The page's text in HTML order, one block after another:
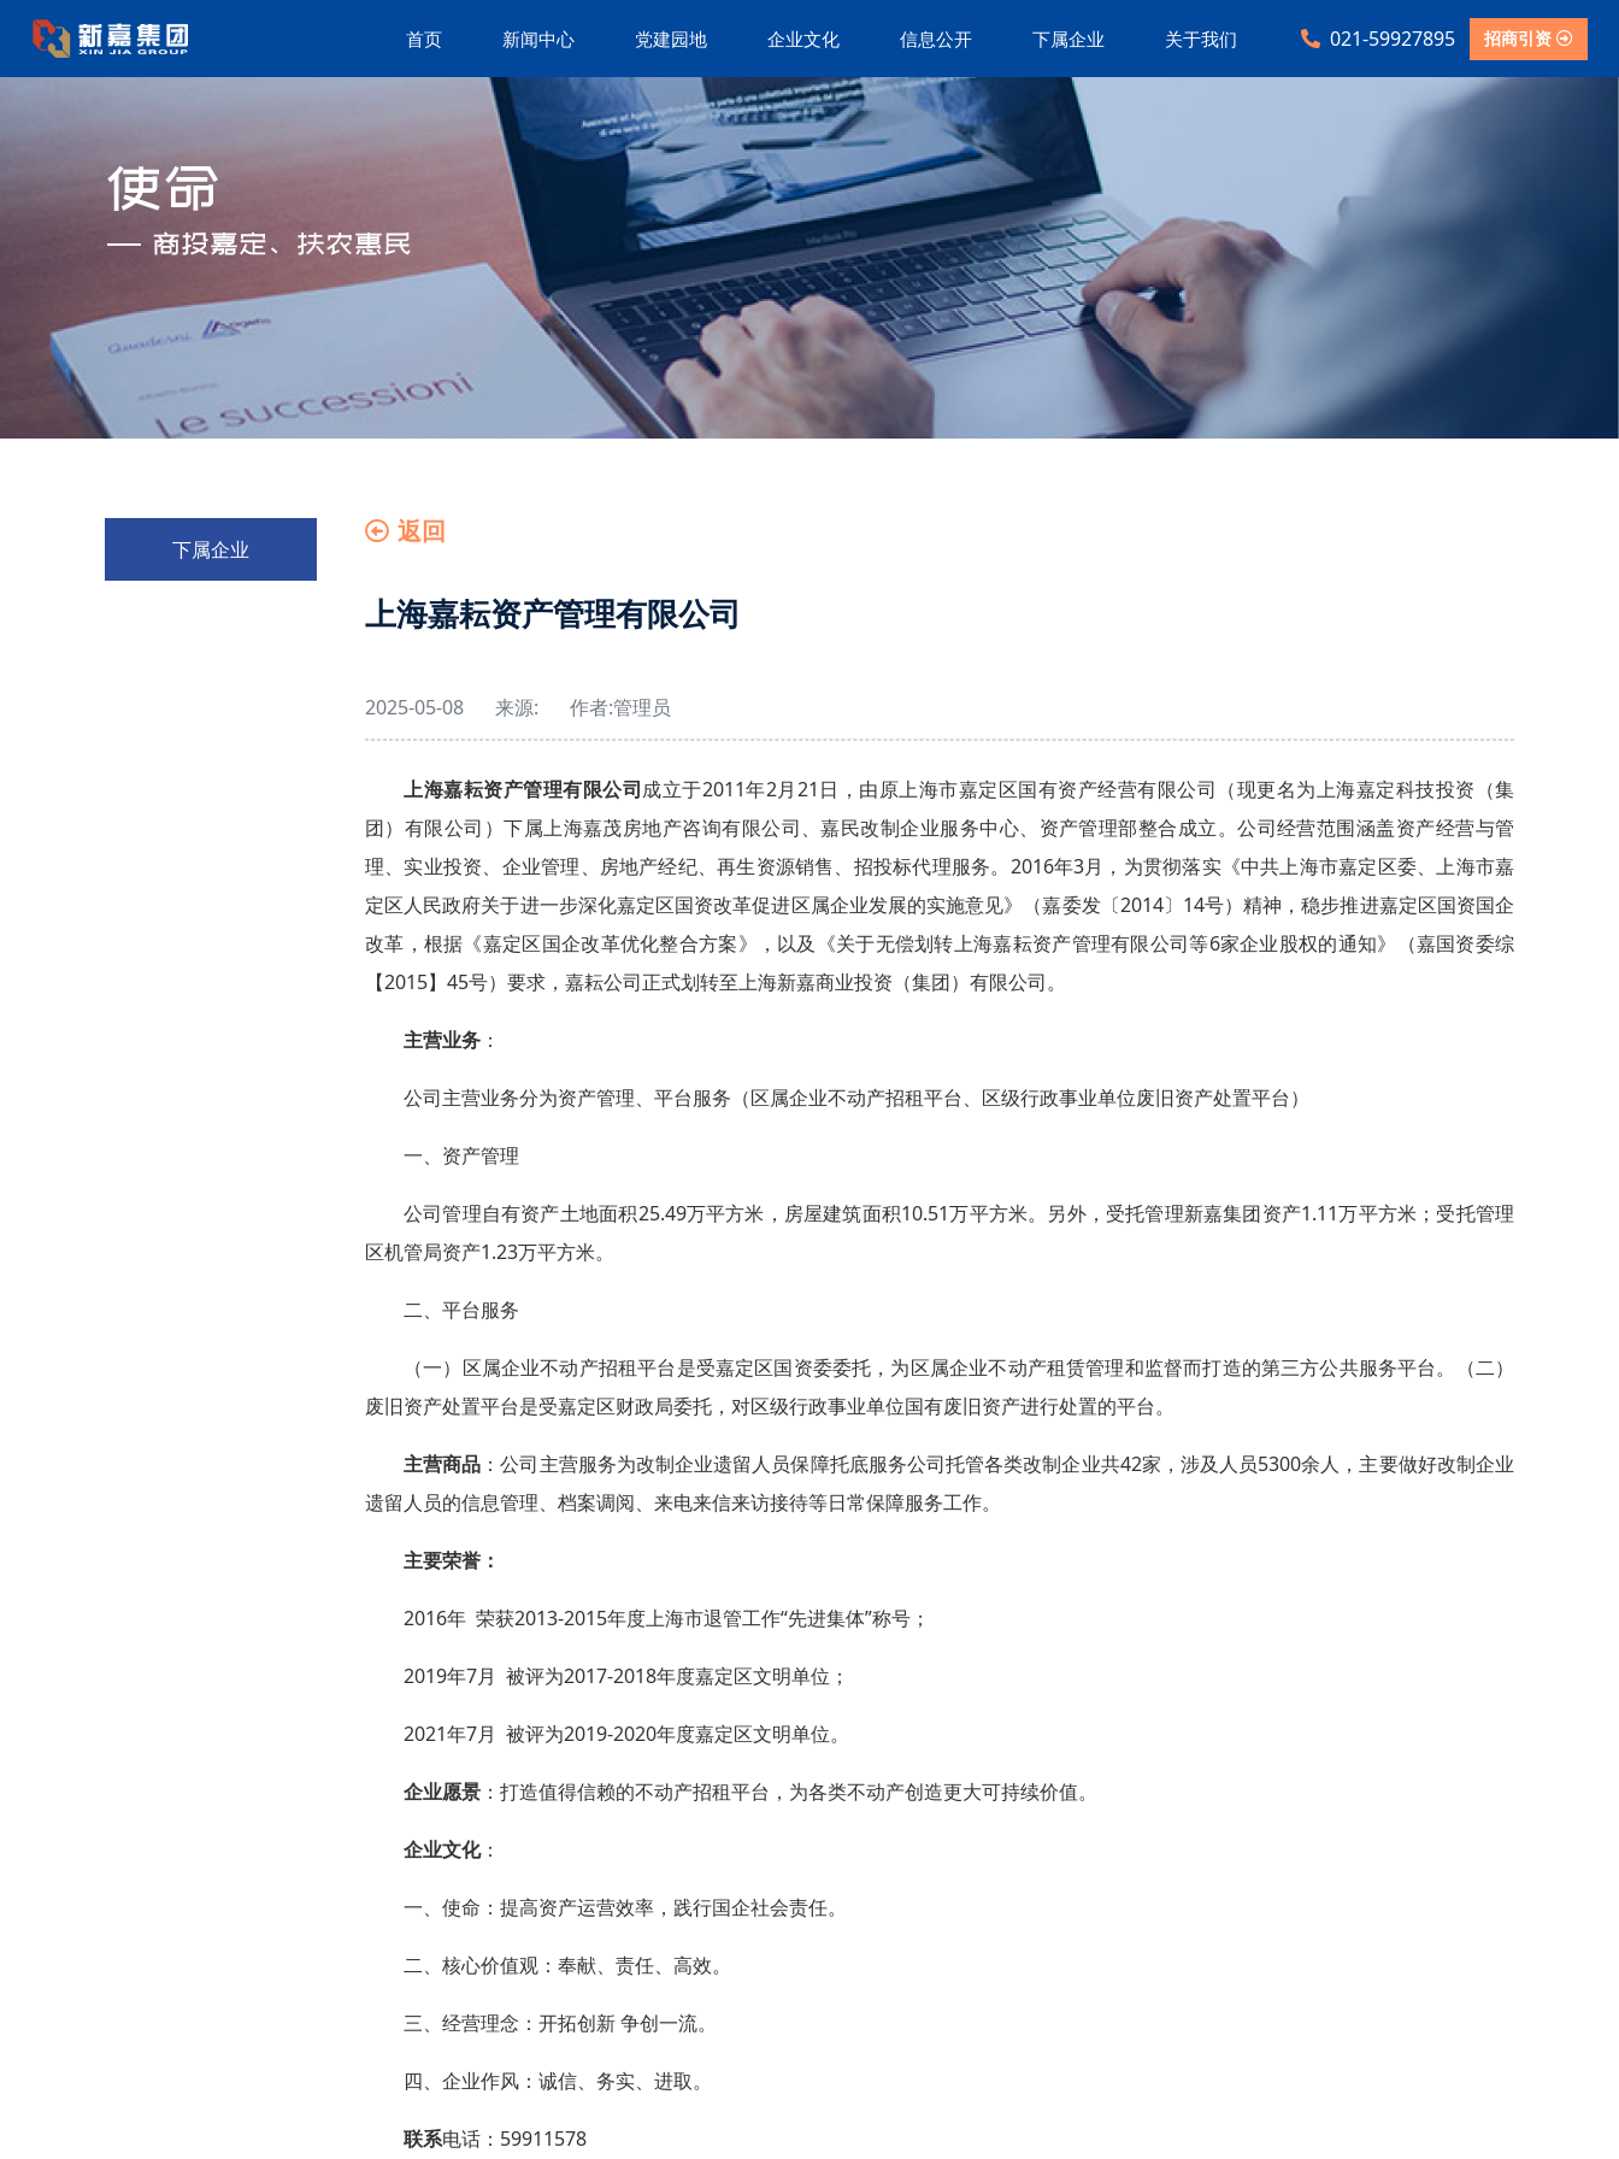
首页 新闻中心 党建园地 企业文化 信息公开 下属企业 关于我们 021-59927895 招商引资
下属企业
返回
上海嘉耘资产管理有限公司
2025-05-08 来源: 作者:管理员
上海嘉耘资产管理有限公司成立于2011年2月21日，由原上海市嘉定区国有资产经营有限公司（现更名为上海嘉定科技投资（集
团）有限公司）下属上海嘉茂房地产咨询有限公司、嘉民改制企业服务中心、资产管理部整合成立。公司经营范围涵盖资产经营与管
理、实业投资、企业管理、房地产经纪、再生资源销售、招投标代理服务。2016年3月，为贯彻落实《中共上海市嘉定区委、上海市嘉
定区人民政府关于进一步深化嘉定区国资改革促进区属企业发展的实施意见》（嘉委发〔2014〕14号）精神，稳步推进嘉定区国资国企
改革，根据《嘉定区国企改革优化整合方案》，以及《关于无偿划转上海嘉耘资产管理有限公司等6家企业股权的通知》（嘉国资委综
【2015】45号）要求，嘉耘公司正式划转至上海新嘉商业投资（集团）有限公司。
主营业务 ：
公司主营业务分为资产管理、平台服务（区属企业不动产招租平台、区级行政事业单位废旧资产处置平台）
一、资产管理
公司管理自有资产土地面积25.49万平方米，房屋建筑面积10.51万平方米。另外，受托管理新嘉集团资产1.11万平方米；受托管理
区机管局资产1.23万平方米。
二、平台服务
（一）区属企业不动产招租平台是受嘉定区国资委委托，为区属企业不动产租赁管理和监督而打造的第三方公共服务平台。（二）
废旧资产处置平台是受嘉定区财政局委托，对区级行政事业单位国有废旧资产进行处置的平台。
主营商品 ：公司主营服务为改制企业遗留人员保障托底服务公司托管各类改制企业共42家，涉及人员5300余人，主要做好改制企业
遗留人员的信息管理、档案调阅、来电来信来访接待等日常保障服务工作。
主要荣誉：
2016年 荣获2013-2015年度上海市退管工作“先进集体”称号；
2019年7月 被评为2017-2018年度嘉定区文明单位；
2021年7月 被评为2019-2020年度嘉定区文明单位。
企业愿景 ：打造值得信赖的不动产招租平台，为各类不动产创造更大可持续价值。
企业文化：
一、使命：提高资产运营效率，践行国企社会责任。
二、核心价值观：奉献、责任、高效。
三、经营理念：开拓创新 争创一流。
四、企业作风：诚信、务实、进取。
联系电话：59911578